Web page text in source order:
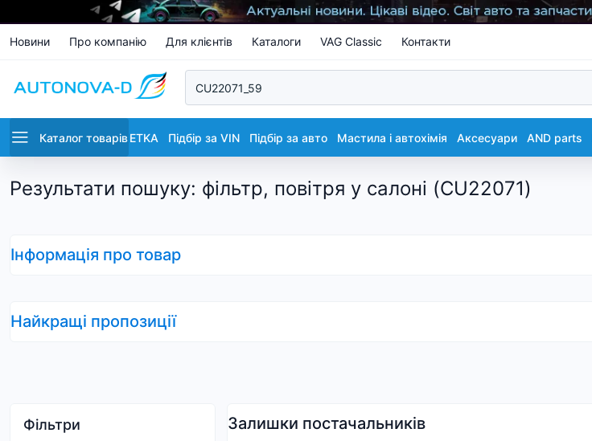
Новини Про компанію Для клієнтів Каталоги VAG Classic Контакти
Каталог товарівETKA Підбір за VIN Підбір за авто Мастила і автохімія Аксесуари AND parts
Результати пошуку: фільтр, повітря у салоні (CU22071)
Інформація про товар
Найкращі пропозиції
Фільтри Залишки постачальників